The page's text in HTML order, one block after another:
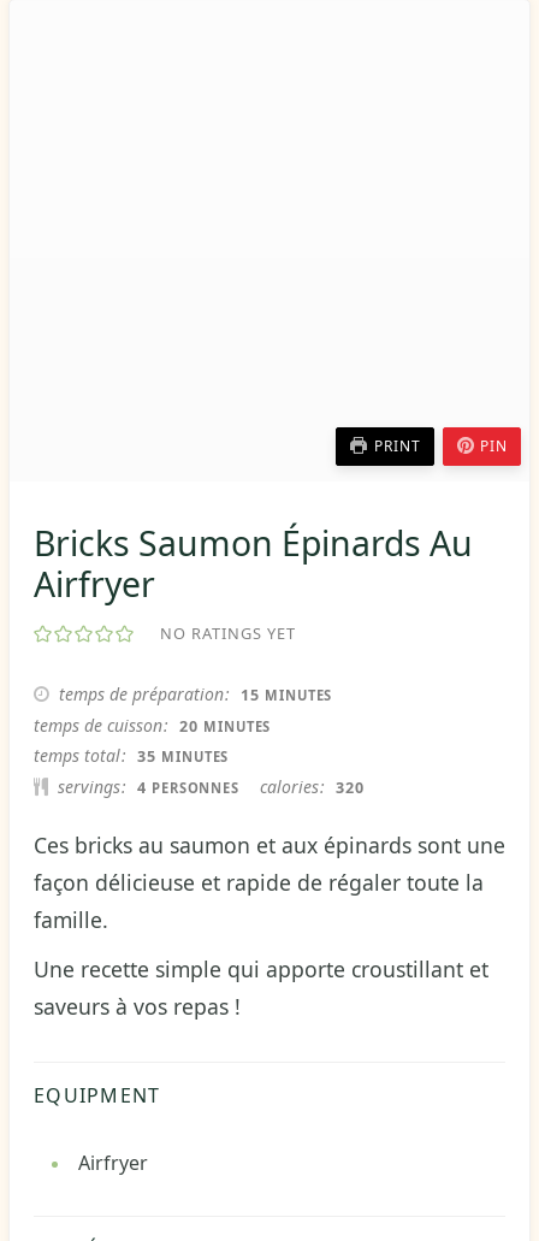
PRINT PIN
Bricks Saumon Épinards Au
Airfryer
NO RATINGS YET
temps de préparation 15 MINUTES
MINUTES
temps de cuisson 20 MINUTES
MINUTES
temps total 35 MINUTES
MINUTES
servings 4 PERSONNES calories 320
Ces bricks au saumon et aux épinards sont une
façon délicieuse et rapide de régaler toute la
famille.
Une recette simple qui apporte croustillant et
saveurs à vos repas !
EQUIPMENT
Airfryer